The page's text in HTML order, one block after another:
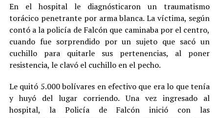
En el hospital le diagnósticaron un traumatismo
torácico penetrante por arma blanca. La víctima, según
contó a la policía de Falcón que caminaba por el centro,
cuando fue sorprendido por un sujeto que sacó un
cuchillo para quitarle sus pertenencias, al poner
resistencia, le clavó el cuchillo en el pecho.
Le quitó 5.000 bolívares en efectivo que era lo que tenía
y huyó del lugar corriendo. Una vez ingresado al
hospital, la Policía de Falcón inició con las